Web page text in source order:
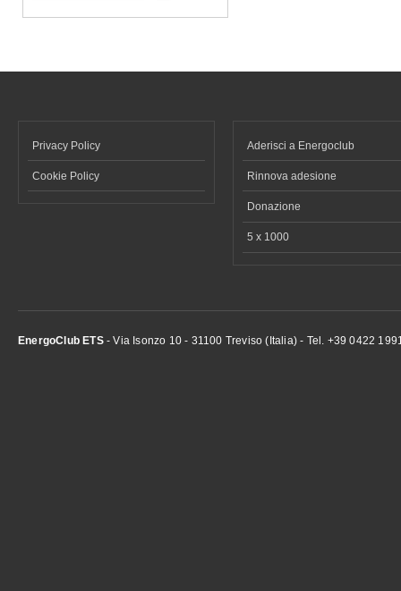
Privacy Policy
Cookie Policy
Aderisci a Energoclub
Rinnova adesione
Donazione
5 x 1000
EnergoClub ETS- Via Isonzo 10 - 31100 Treviso (Italia) - Tel. +39 0422